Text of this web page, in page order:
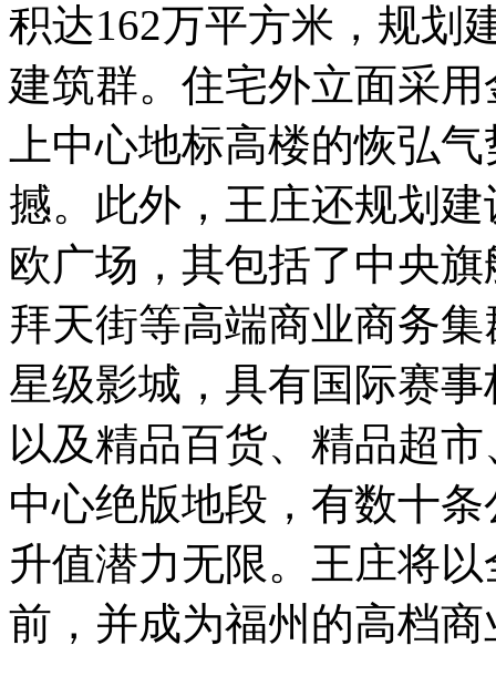
积达162万平方米，规划
建筑群。住宅外立面采
上中心地标高楼的恢弘
撼。此外，王庄还规划
欧广场，其包括了中央
拜天街等高端商业商务
星级影城，具有国际赛
以及精品百货、精品超
中心绝版地段，有数十
升值潜力无限。王庄将
前，并成为福州的高档